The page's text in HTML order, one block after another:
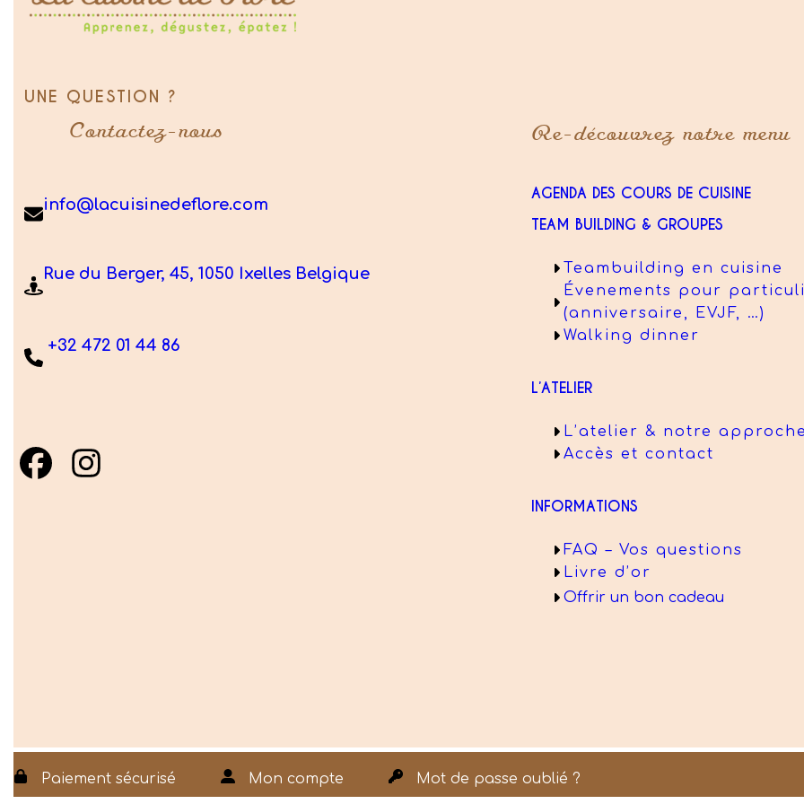
UNE QUESTION ?
Contactez-nous
info@lacuisinedeflore.com
Rue du Berger, 45, 1050 Ixelles Belgique
+32 472 01 44 86
Re-découvrez notre menu
AGENDA DES COURS DE CUISINE
TEAM BUILDING & GROUPES
Teambuilding en cuisine
Évenements pour
(anniversaire, EVJF, …)
Walking dinner
L’ATELIER
L’atelier & notre
Accès et contact
INFORMATIONS
FAQ – Vos questions
Livre d’or
Offrir un bon cadeau
Paiement sécurisé Mon compte Mot de passe oublié ?